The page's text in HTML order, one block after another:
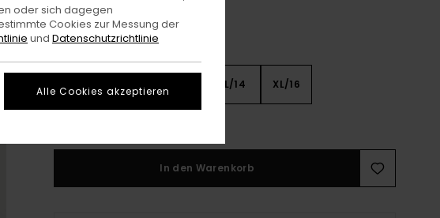
L/14 XL/16
In den Warenkorb
oder sich dagegen
Cookies zur Messung der
und Datenschutzrichtlinie
Alle Cookies akzeptieren